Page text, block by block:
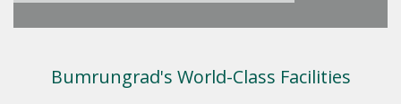
Bumrungrad's World-Class Facilities